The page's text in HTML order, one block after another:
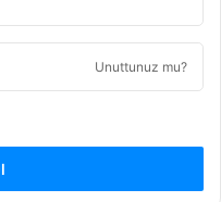
Unuttunuz mu?